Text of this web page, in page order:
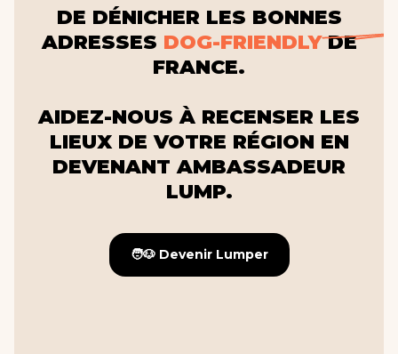
DE DÉNICHER LES BONNES
ADRESSES DOG-FRIENDLYDE
FRANCE.
AIDEZ-NOUS À RECENSER LES
LIEUX DE VOTRE RÉGION EN
DEVENANT AMBASSADEUR
LUMP.
🧑🐶 Devenir Lumper
🧑🐶 Devenir Lumper